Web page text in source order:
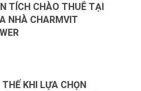
TÍCH CHÀO THUÊ TẠI
NHÀ CHARMVIT
THẾ KHI LỰA CHỌN